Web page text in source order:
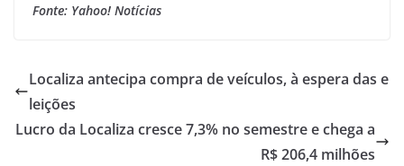
Fonte: Yahoo! Notícias
Localiza antecipa compra de veículos, à espera das e
leições
Lucro da Localiza cresce 7,3% no semestre e chega a
R$ 206,4 milhões